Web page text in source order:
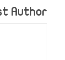
Author